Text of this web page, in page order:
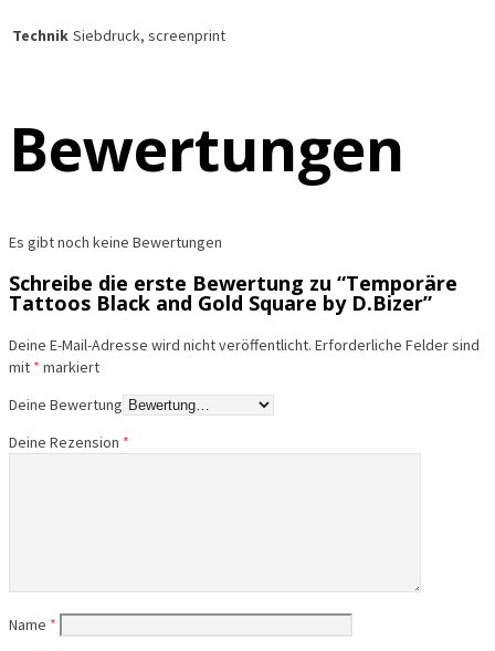
Technik Siebdruck, screenprint
Bewertungen
Es gibt noch keine Bewertungen
Schreibe die erste Bewertung zu “Temporäre
Tattoos Black and Gold Square by D.Bizer”
Deine E-Mail-Adresse wird nicht veröffentlicht. Erforderliche Felder sind
mit * markiert
Deine Bewertung
Deine Rezension *
Name *